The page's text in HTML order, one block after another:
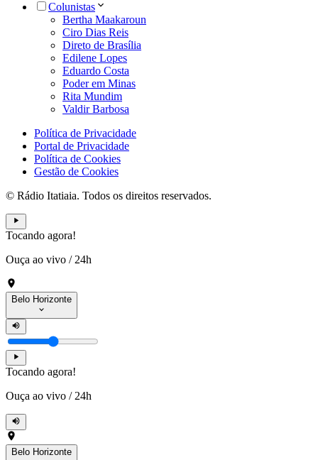
Colunistas
Bertha Maakaroun
Ciro Dias Reis
Direto de Brasília
Edilene Lopes
Eduardo Costa
Poder em Minas
Rita Mundim
Valdir Barbosa
Política de Privacidade
Portal de Privacidade
Política de Cookies
Gestão de Cookies
© Rádio Itatiaia. Todos os direitos reservados.
Tocando agora!
Ouça ao vivo / 24h
Belo Horizonte
Tocando agora!
Ouça ao vivo / 24h
Belo Horizonte